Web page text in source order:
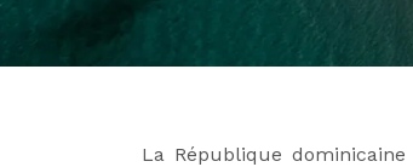
La République